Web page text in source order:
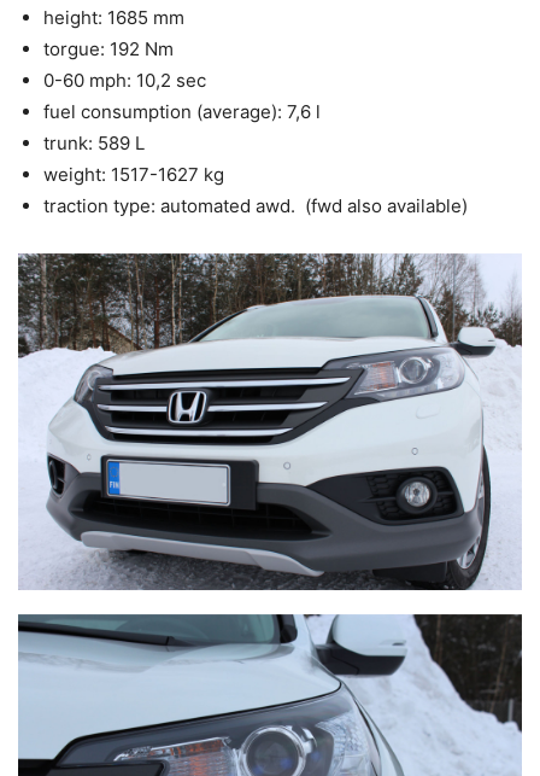
height: 1685 mm
torgue: 192 Nm
0-60 mph: 10,2 sec
fuel consumption (average): 7,6 l
trunk: 589 L
weight: 1517-1627 kg
traction type: automated awd. (fwd also available)